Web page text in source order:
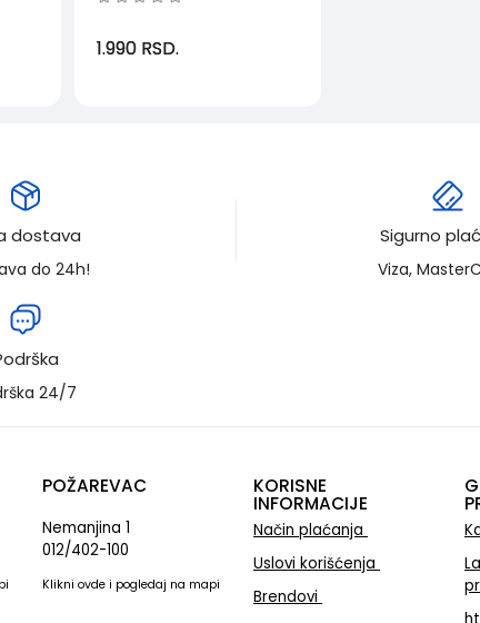
1.990 RSD.
dostava
do 24h!
Sigurno
Viza,
24/7
POŽAREVAC
Nemanjina 1
012/402-100
Klikni ovde i pogledaj na mapi
KORISNE
INFORMACIJE
Način plaćanja
Uslovi korišćenja
Brendovi